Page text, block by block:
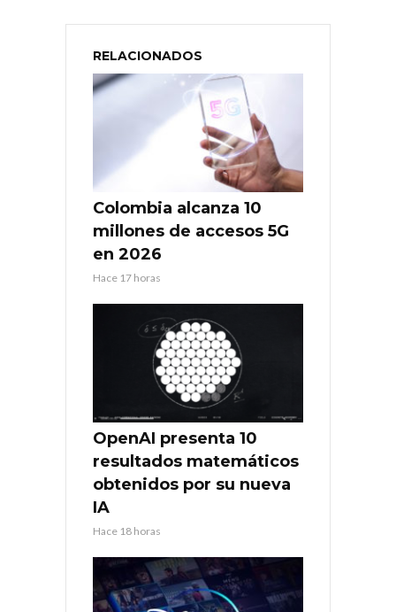
RELACIONADOS
Colombia alcanza 10
millones de accesos 5G
en 2026
Hace 17 horas
OpenAI presenta 10
resultados matemáticos
obtenidos por su nueva
IA
Hace 18 horas